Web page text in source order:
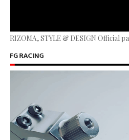
RIZOMA, STYLE & DESIGN Official
FG RACING